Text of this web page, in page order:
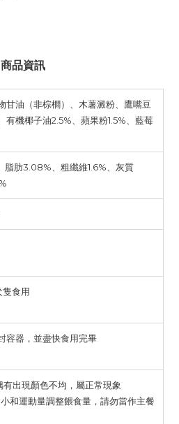
商品資訊
甘油（非棕櫚）、木薯澱粉、鷹嘴豆
有機椰子油2.5%、蘋果粉1.5%、藍莓
脂肪3.08%、粗纖維1.6%、灰質
食用
容器，並盡快食用完畢
出現顏色不均，屬正常現象
和運動量調整餵食量，請勿當作主餐